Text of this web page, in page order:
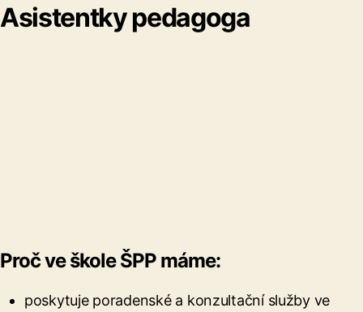
Asistentky pedagoga
Proč ve škole ŠPP máme:
poskytuje poradenské a konzultační služby ve